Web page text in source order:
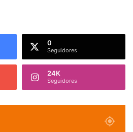
0
Seguidores
24K
Seguidores